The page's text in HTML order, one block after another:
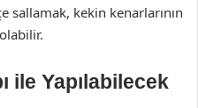
sallamak, kekin kenarlarının
ile Yapılabilecek